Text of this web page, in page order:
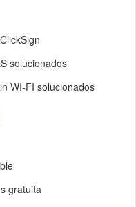
solucionados
WI-FI solucionados
gratuita